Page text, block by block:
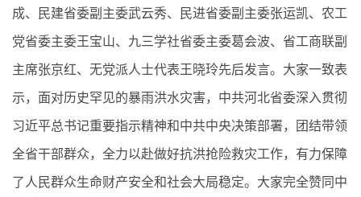
成、民建省委副主委武云秀、民进省委副主委张运凯、农工
党省委主委王宝山、九三学社省委主委葛会波、省工商联副
主席张京红、无党派人士代表王晓玲先后发言。大家一致表
示，面对历史罕见的暴雨洪水灾害，中共河北省委深入贯彻
习近平总书记重要指示精神和中共中央决策部署，团结带领
全省干部群众，全力以赴做好抗洪抢险救灾工作，有力保障
了人民群众生命财产安全和社会大局稳定。大家完全赞同中